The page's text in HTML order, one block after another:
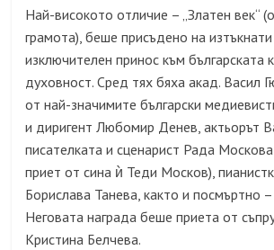
Най-високото отличие – „Златен век“
грамота), беше присъдено на
изключителен принос към българската
духовност. Сред тях бяха акад. Васил
от най-значимите български
и диригент Любомир Денев, актьорът
писателката и сценарист Рада
приет от сина ѝ Теди Москов),
Борислава Танева, както и посмъртно
Неговата награда беше приета от
Кристина Белчева.